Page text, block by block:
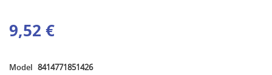
9,52 €
Model 8414771851426